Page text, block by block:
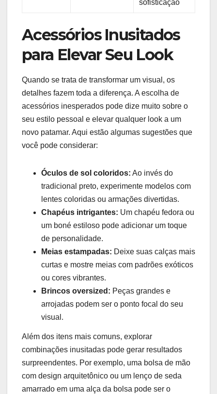
sofisticação
Acessórios⁢ Inusitados
para Elevar Seu Look
Quando se trata de transformar um visual, os
detalhes fazem toda a​ diferença. A ⁣escolha de
acessórios inesperados pode dize muito‌ sobre o‌
seu estilo⁤ pessoal​ e elevar ​qualquer look ⁣a um⁤
novo patamar. Aqui estão algumas sugestões que
você pode considerar:
Óculos de sol coloridos: Ao invés do‍
tradicional preto, experimente​ modelos​ com
lentes coloridas ou armações divertidas.
Chapéus intrigantes: Um chapéu ⁤fedora​ ou
um ⁣boné estiloso pode adicionar um‍ toque
de personalidade.
Meias ⁢estampadas: ⁢Deixe suas calças mais
curtas e mostre meias⁤ com padrões exóticos
ou cores vibrantes.
Brincos oversized: Peças grandes e
arrojadas⁣ podem ser o ponto focal⁣ do seu
visual.
Além dos itens mais​ comuns, explorar⁣
combinações inusitadas pode⁢ gerar resultados
surpreendentes.⁤ Por exemplo, uma bolsa de mão
com design arquitetônico ou⁢ um lenço de ‍seda
amarrado em uma alça da bolsa pode ser o